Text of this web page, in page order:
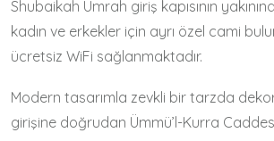
Shubaikah Umrah giriş kapısının
kadın ve erkekler için ayrı özel cami
ücretsiz WiFi sağlanmaktadır.
Modern tasarımla zevkli bir tarzda
girişine doğrudan Ümmü’l-Kurra